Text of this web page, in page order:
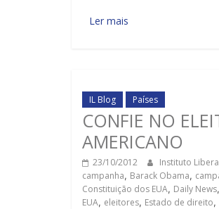
Ler mais
IL Blog Países
CONFIE NO
AMERICANO
23/10/2012 Instituto
campanha, Barack Obama,
Constituição dos EUA, Daily News,
EUA, eleitores, Estado de direito,